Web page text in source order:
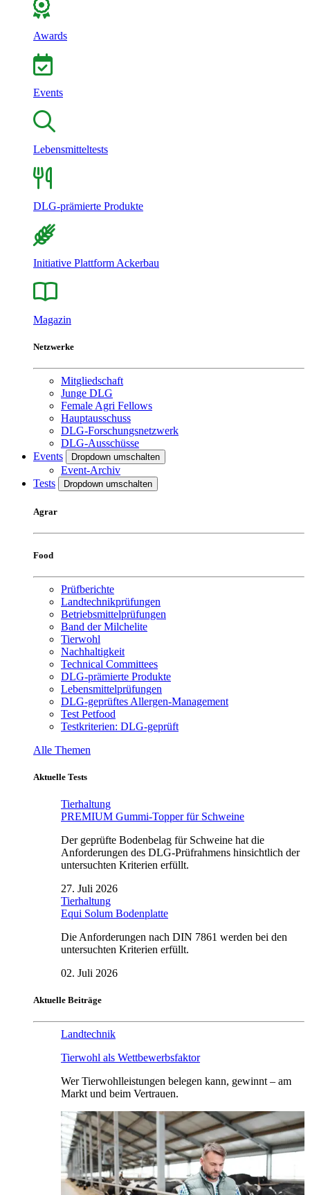
Awards
Events
Lebensmitteltests
DLG-prämierte Produkte
Initiative Plattform Ackerbau
Magazin
Netzwerke
Mitgliedschaft
Junge DLG
Female Agri Fellows
Hauptausschuss
DLG-Forschungsnetzwerk
DLG-Ausschüsse
Events
Dropdown umschalten
Event-Archiv
Tests
Dropdown umschalten
Agrar
Food
Prüfberichte
Landtechnikprüfungen
Betriebsmittelprüfungen
Band der Milchelite
Tierwohl
Nachhaltigkeit
Technical Committees
DLG-prämierte Produkte
Lebensmittelprüfungen
DLG-geprüftes Allergen-Management
Test Petfood
Testkriterien: DLG-geprüft
Alle Themen
Aktuelle Tests
Tierhaltung
PREMIUM Gummi-Topper für Schweine
Der geprüfte Bodenbelag für Schweine hat die
Anforderungen des DLG-Prüfrahmens hinsichtlich der
untersuchten Kriterien erfüllt.
27. Juli 2026
Tierhaltung
Equi Solum Bodenplatte
Die Anforderungen nach DIN 7861 werden bei den
untersuchten Kriterien erfüllt.
02. Juli 2026
Aktuelle Beiträge
Landtechnik
Tierwohl als Wettbewerbsfaktor
Wer Tierwohlleistungen belegen kann, gewinnt – am
Markt und beim Vertrauen.